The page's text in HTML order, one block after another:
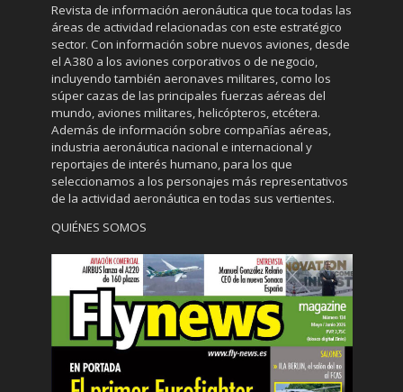
Revista de información aeronáutica que toca todas las
áreas de actividad relacionadas con este estratégico
sector. Con información sobre nuevos aviones, desde
el A380 a los aviones corporativos o de negocio,
incluyendo también aeronaves militares, como los
súper cazas de las principales fuerzas aéreas del
mundo, aviones militares, helicópteros, etcétera.
Además de información sobre compañías aéreas,
industria aeronáutica nacional e internacional y
reportajes de interés humano, para los que
seleccionamos a los personajes más representativos
de la actividad aeronáutica en todas sus vertientes.
QUIÉNES SOMOS